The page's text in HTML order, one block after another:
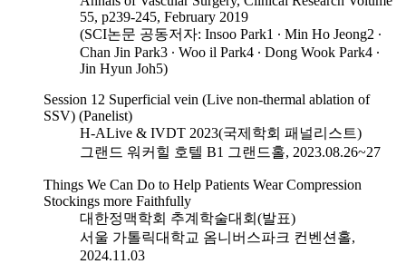
55, p239-245, February 2019
(SCI논문 공동저자: Insoo Park1 ∙ Min Ho Jeong2 ∙
Chan Jin Park3 ∙ Woo il Park4 ∙ Dong Wook Park4 ∙
Jin Hyun Joh5)
Session 12 Superficial vein (Live non-thermal ablation of
SSV) (Panelist)
H-ALive & IVDT 2023(국제학회 패널리스트)
그랜드 워커힐 호텔 B1 그랜드홀, 2023.08.26~27
Things We Can Do to Help Patients Wear Compression
Stockings more Faithfully
대한정맥학회 추계학술대회(발표)
서울 가톨릭대학교 옴니버스파크 컨벤션홀,
2024.11.03